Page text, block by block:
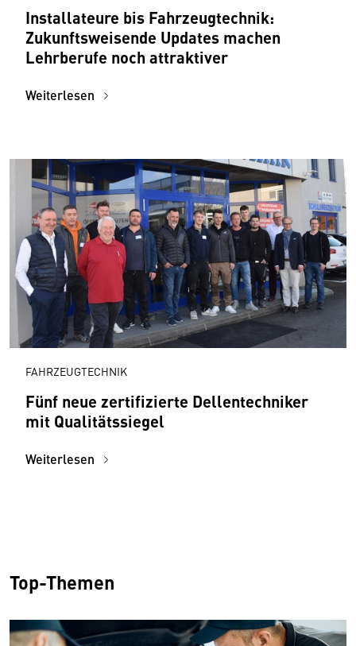
Installateure bis Fahrzeugtechnik:
Zukunftsweisende Updates machen
Lehrberufe noch attraktiver
Weiterlesen
FAHRZEUGTECHNIK
Fünf neue zertifizierte Dellentechniker
mit Qualitätssiegel
Weiterlesen
Top-Themen